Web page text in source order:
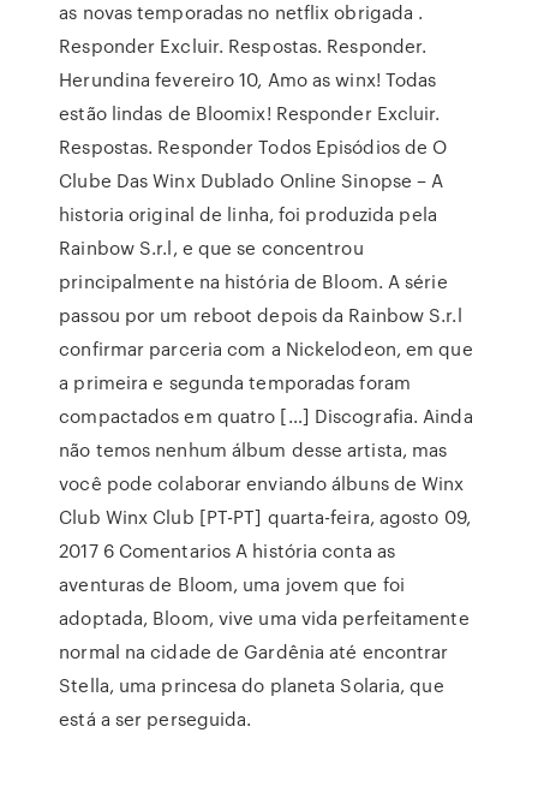
as novas temporadas no netflix obrigada .
Responder Excluir. Respostas. Responder.
Herundina fevereiro 10, Amo as winx! Todas
estão lindas de Bloomix! Responder Excluir.
Respostas. Responder Todos Episódios de O
Clube Das Winx Dublado Online Sinopse – A
historia original de linha, foi produzida pela
Rainbow S.r.l, e que se concentrou
principalmente na história de Bloom. A série
passou por um reboot depois da Rainbow S.r.l
confirmar parceria com a Nickelodeon, em que
a primeira e segunda temporadas foram
compactados em quatro […] Discografia. Ainda
não temos nenhum álbum desse artista, mas
você pode colaborar enviando álbuns de Winx
Club Winx Club [PT-PT] quarta-feira, agosto 09,
2017 6 Comentarios A história conta as
aventuras de Bloom, uma jovem que foi
adoptada, Bloom, vive uma vida perfeitamente
normal na cidade de Gardênia até encontrar
Stella, uma princesa do planeta Solaria, que
está a ser perseguida.